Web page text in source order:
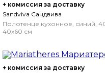
+ комиссия за доставку
Sandviva Сандвива
Полотенце кухонное, синий,
40x60 см
+ комиссия за доставку